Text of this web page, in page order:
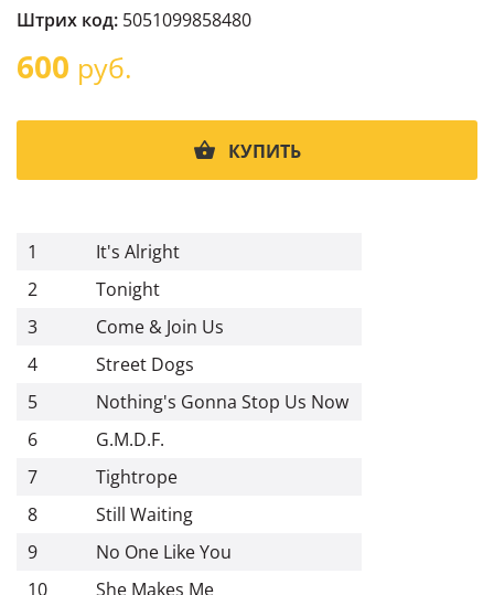
Штрих код: 5051099858480
600 руб.
КУПИТЬ
1
It's Alright
2
Tonight
3
Come & Join Us
4
Street Dogs
5
Nothing's Gonna Stop Us Now
6
G.M.D.F.
7
Tightrope
8
Still Waiting
9
No One Like You
10
She Makes Me